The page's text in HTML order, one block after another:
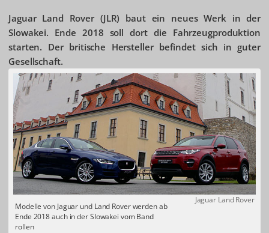
Jaguar Land Rover (JLR) baut ein neues Werk in der
Slowakei. Ende 2018 soll dort die Fahrzeugproduktion
starten. Der britische Hersteller befindet sich in guter
Gesellschaft.
Jaguar Land Rover
Modelle von Jaguar und Land Rover werden ab
Ende 2018 auch in der Slowakei vom Band
rollen